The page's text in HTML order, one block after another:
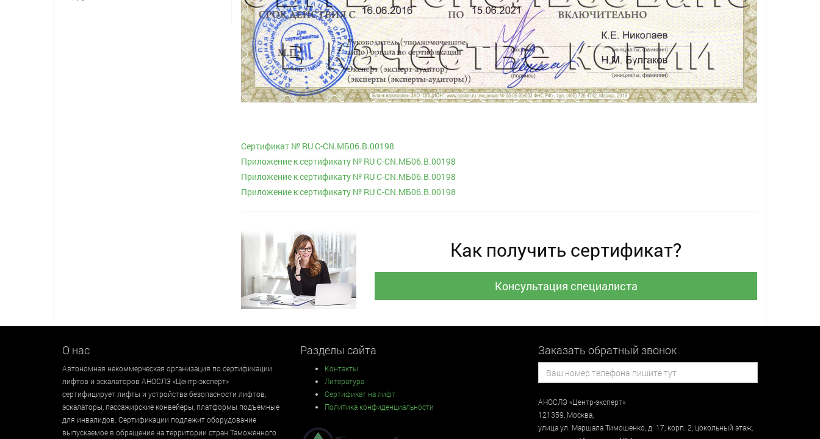
Сертификат № RU С-CN.МБ06.B.00198
Приложение к сертификату № RU С-CN.МБ06.B.00198
Приложение к сертификату № RU С-CN.МБ06.B.00198
Приложение к сертификату № RU С-CN.МБ06.B.00198
Как получить сертификат?
Консультация специалиста
О нас
Автономная некоммерческая организация по сертификации
лифтов и эскалаторов АНОСЛЭ «Центр-эксперт»
сертифицирует лифты и устройства безопасности лифтов,
эскалаторы, пассажирские конвейеры, платформы подъемные
для инвалидов. Сертификации подлежит оборудование
выпускаемое в обращение на территории стран Таможенного
Разделы сайта
Контакты
Литература
Сертификат на лифт
Политика конфиденциальности
Заказать обратный звонок
АНОСЛЭ «Центр-эксперт»
121359, Москва,
улицаул. Маршала Тимошенко, д. 17, корп. 2, цокольный этаж,